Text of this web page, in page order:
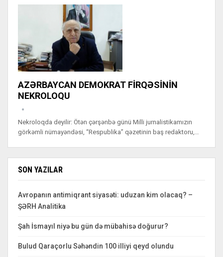
AZƏRBAYCAN DEMOKRAT FİRQƏSİNİN
NEKROLOQU
Nekroloqda deyilir: Ötən çərşənbə günü Milli jurnalistikamızın
görkəmli nümayəndəsi, “Respublika” qəzetinin baş redaktoru,…
SON YAZILAR
Avropanın antimiqrant siyasəti: uduzan kim olacaq? –
ŞƏRH Analitika
Şah İsmayıl niyə bu gün də mübahisə doğurur?
Bulud Qaraçorlu Səhəndin 100 illiyi qeyd olundu